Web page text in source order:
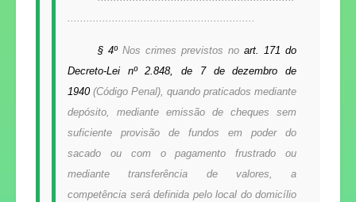
...........................................................
§ 4ºNos crimes previstos no art. 171 do
Decreto-Lei nº 2.848, de 7 de dezembro de
1940(Código Penal), quando praticados mediante
depósito, mediante emissão de cheques sem
suficiente provisão de fundos em poder do
sacado ou com o pagamento frustrado ou
mediante transferência de valores, a
competência será definida pelo local do domicílio